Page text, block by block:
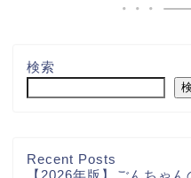
検索
Recent Posts
【2026年版】ごんちゃ